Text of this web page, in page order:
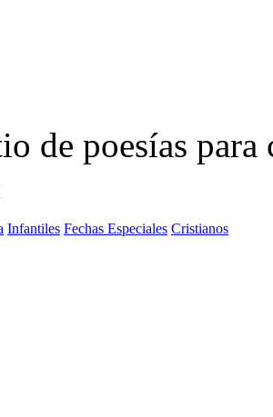
de poesías
Infantiles Fechas Especiales Cristianos